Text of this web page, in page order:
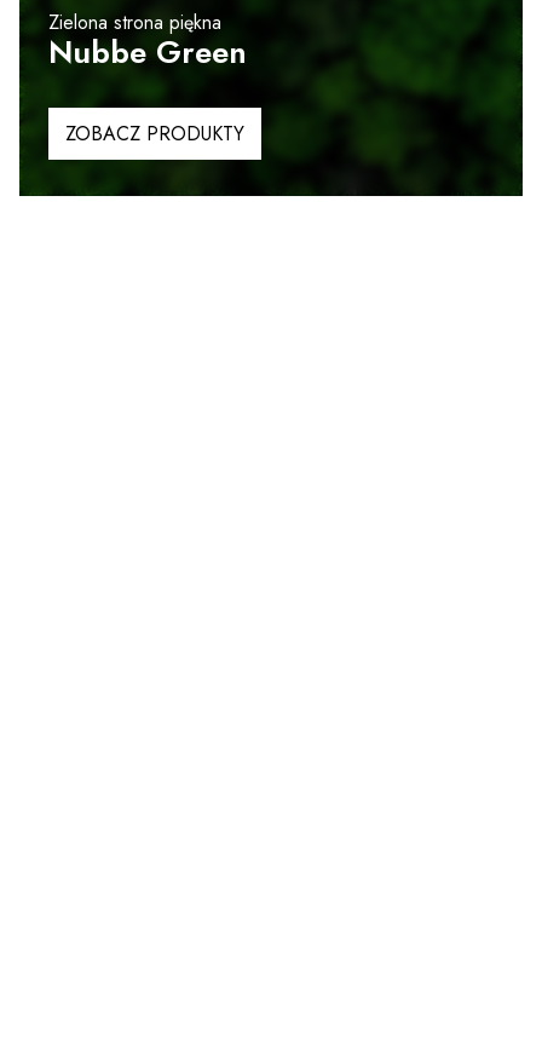
Zielona strona piękna
Nubbe Green
ZOBACZ PRODUKTY